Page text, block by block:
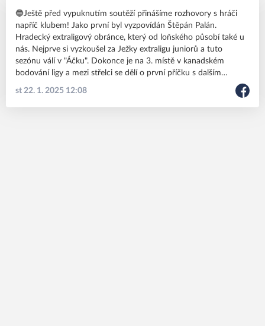
🔵Ještě před vypuknutím soutěží přinášíme rozhovory s hráči
napříč klubem! Jako první byl vyzpovídán Štěpán Palán.
Hradecký extraligový obránce, který od loňského působí také u
nás. Nejprve si vyzkoušel za Ježky extraligu juniorů a tuto
sezónu válí v "Áčku". Dokonce je na 3. místě v kanadském
bodování ligy a mezi střelci se dělí o první příčku s dalším
st 22. 1. 2025 12:08